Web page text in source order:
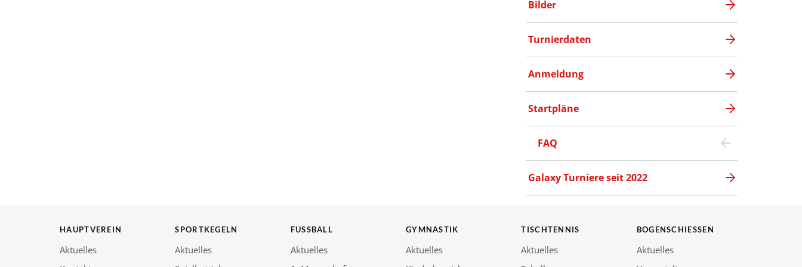
Bilder
Turnierdaten
Anmeldung
Startpläne
FAQ
Galaxy Turniere seit 2022
HAUPTVEREIN
Aktuelles
SPORTKEGELN
Aktuelles
FUSSBALL
Aktuelles
GYMNASTIK
Aktuelles
TISCHTENNIS
Aktuelles
BOGENSCHIESSEN
Aktuelles